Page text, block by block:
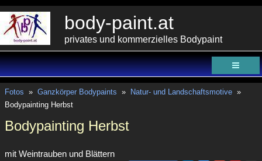
body-paint.at
privates und kommerzielles Bodypaint
Fotos » Ganzkörper Bodypaints » Natur- und Landschaftsmotive »
Bodypainting Herbst
Bodypainting Herbst
mit Weintrauben und Blättern